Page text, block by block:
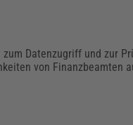
Feuerwehr
zum Datenzugriff und zur
von Finanzbeamten